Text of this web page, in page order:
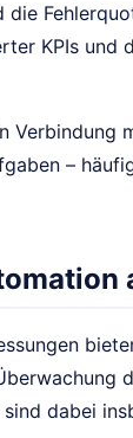
die
KPIs und
Verbindung
–
dabei